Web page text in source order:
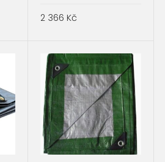
2 366 Kč